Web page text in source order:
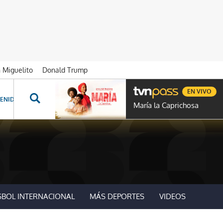
Miguelito Donald Trump
ESPECIALES NOVELAS PROGRAMAS GENTE TVN
María la Caprichosa
EN VIVO
INTERNACIONAL MÁS DEPORTES VIDEOS